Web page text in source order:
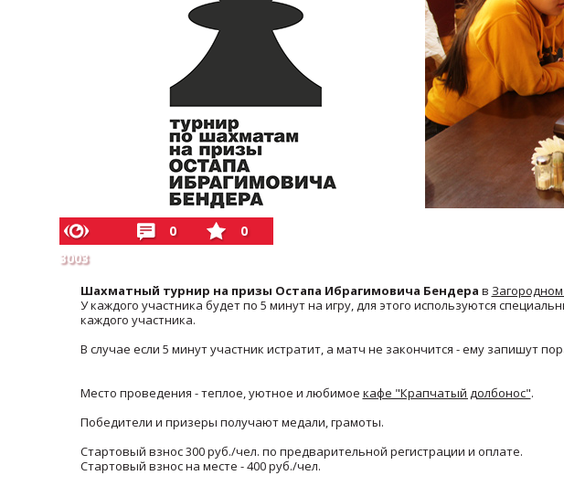
3003
0 0
Шахматный турнир на призы Остапа Ибрагимовича Бендера в
У каждого участника будет по 5 минут на игру, для этого используются
каждого участника.
В случае если 5 минут участник истратит, а матч не закончится - ему запишут
Место проведения - теплое, уютное и любимое кафе "Крапчатый долбонос".
Победители и призеры получают медали, грамоты.
Стартовый взнос 300 руб./чел. по предварительной регистрации и оплате.
Стартовый взнос на месте - 400 руб./чел.